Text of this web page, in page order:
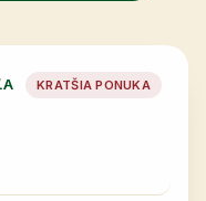
KRATŠIA PONUKA